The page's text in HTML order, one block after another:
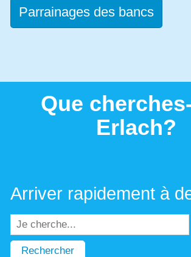
Parrainages des bancs
Que
Erlach?
Arriver rapidement à
Rechercher